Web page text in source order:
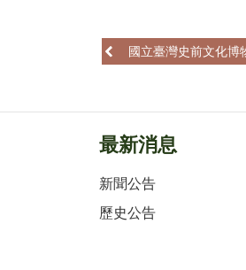
國立臺灣史前文化博
最新消息
新聞公告
歷史公告